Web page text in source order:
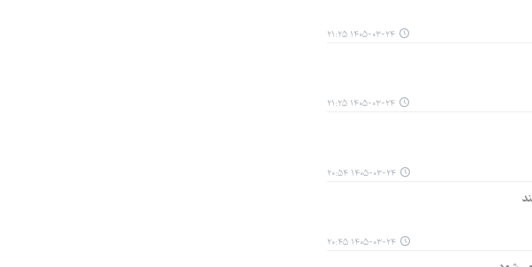
۱۴۰۵-۰۳-۲۴ ۲۱:۲۵
۱۴۰۵-۰۳-۲۴ ۲۱:۲۵
۱۴۰۵-۰۳-۲۴ ۲۰:۵۴
۱۴۰۵-۰۳-۲۴ ۲۰:۴۵